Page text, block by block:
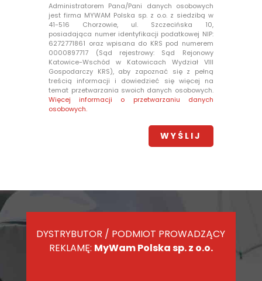
Administratorem Pana/Pani danych osobowych
jest firma MYWAM Polska sp. z o.o. z siedzibą w
41-516 Chorzowie, ul. Szczecińska 10,
posiadająca numer identyfikacji podatkowej NIP:
6272771861 oraz wpisana do KRS pod numerem
0000897717 (Sąd rejestrowy: Sąd Rejonowy
Katowice-Wschód w Katowicach Wydział VIII
Gospodarczy KRS), aby zapoznać się z pełną
treścią informacji i dowiedzieć się więcej na
temat przetwarzania swoich danych osobowych.
Więcej informacji o przetwarzaniu danych
osobowych.
DYSTRYBUTOR / PODMIOT PROWADZĄCY
REKLAMĘ: MyWam Polska sp. z o.o.